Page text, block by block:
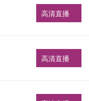
高清直播
高清直播